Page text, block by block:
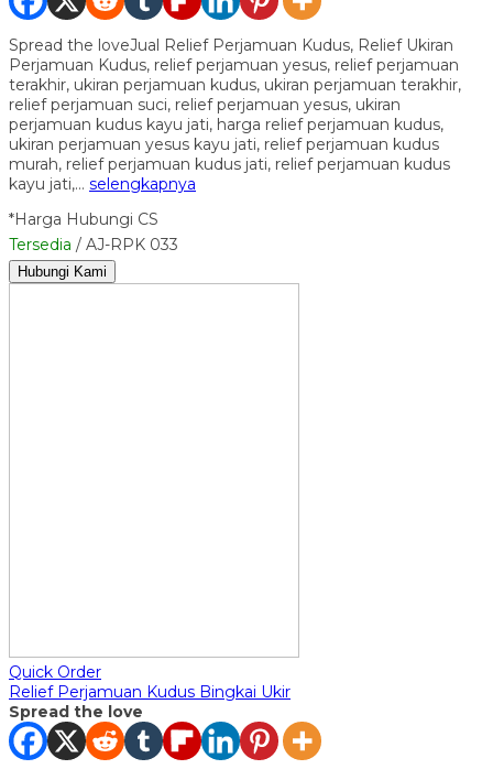
Spread the loveJual Relief Perjamuan Kudus, Relief Ukiran
Perjamuan Kudus, relief perjamuan yesus, relief perjamuan
terakhir, ukiran perjamuan kudus, ukiran perjamuan terakhir,
relief perjamuan suci, relief perjamuan yesus, ukiran
perjamuan kudus kayu jati, harga relief perjamuan kudus,
ukiran perjamuan yesus kayu jati, relief perjamuan kudus
murah, relief perjamuan kudus jati, relief perjamuan kudus
kayu jati,… selengkapnya
*Harga Hubungi CS
Tersedia / AJ-RPK 033
Hubungi Kami
Quick Order
Relief Perjamuan Kudus Bingkai Ukir
Spread the love